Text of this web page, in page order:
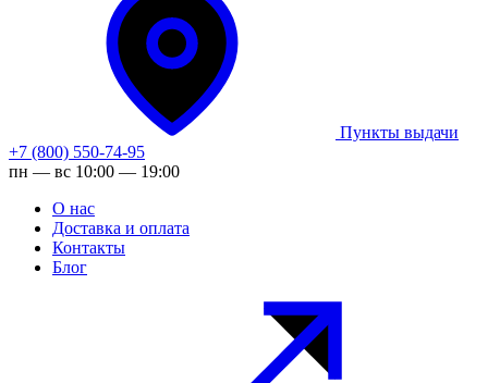
Пункты выдачи
+7 (800) 550-74-95
пн — вс 10:00 — 19:00
О нас
Доставка и оплата
Контакты
Блог